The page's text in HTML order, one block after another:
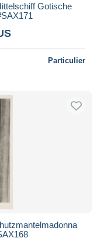
Gotische
Particulier